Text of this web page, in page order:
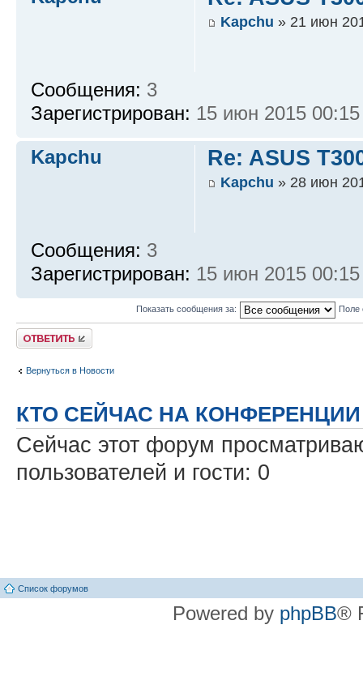
Kapchu » 21 июн
Сообщения: 3
Зарегистрирован: 15 июн 2015 00:15
Re: ASUS
Kapchu » 28 июн
Kapchu
Сообщения: 3
Зарегистрирован: 15 июн 2015 00:15
Показать сообщения за: Поле
Ответить
Вернуться в Новости
КТО СЕЙЧАС НА КОНФЕРЕНЦИИ
Сейчас этот форум
пользователей и гости: 0
Список форумов
Powered by phpBB®